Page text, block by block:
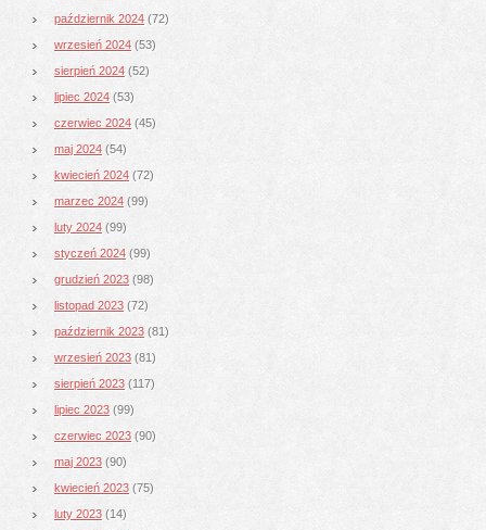
październik 2024 (72)
wrzesień 2024 (53)
sierpień 2024 (52)
lipiec 2024 (53)
czerwiec 2024 (45)
maj 2024 (54)
kwiecień 2024 (72)
marzec 2024 (99)
luty 2024 (99)
styczeń 2024 (99)
grudzień 2023 (98)
listopad 2023 (72)
październik 2023 (81)
wrzesień 2023 (81)
sierpień 2023 (117)
lipiec 2023 (99)
czerwiec 2023 (90)
maj 2023 (90)
kwiecień 2023 (75)
luty 2023 (14)